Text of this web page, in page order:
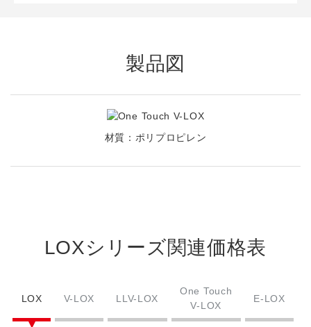
製品図
材質：ポリプロピレン
LOXシリーズ関連価格表
LOX V-LOX LLV-LOX
One Touch
V-LOX
E-LOX